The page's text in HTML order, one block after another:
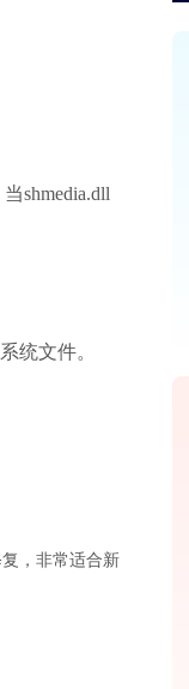
shmedia.dll
统文件。
，非常适合新